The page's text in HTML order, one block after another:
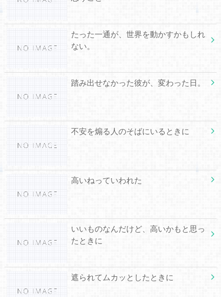
たった一通が、世界を動かすかもしれ
ない。
踏み出せなかった彼が、変わった日。
不安を煽る人のそばにいるときに
高いねっていわれた
いいものなんだけど、高いかもと思っ
たときに
遮られてムカッとしたときに